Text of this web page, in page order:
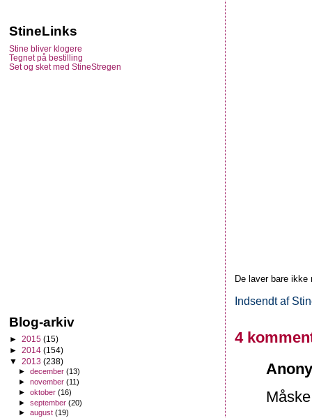
De laver bare
Indsendt af
4
StineLinks
Stine bliver klogere
Tegnet på bestilling
Set og sket med StineStregen
Blog-arkiv
► 2015 (15)
► 2014 (154)
▼ 2013 (238)
►december(13)
►november(11)
►oktober(16)
►september(20)
►august(19)